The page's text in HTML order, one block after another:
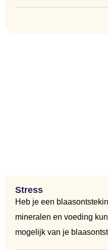
Stress
Heb je een
mineralen en voeding
mogelijk van je